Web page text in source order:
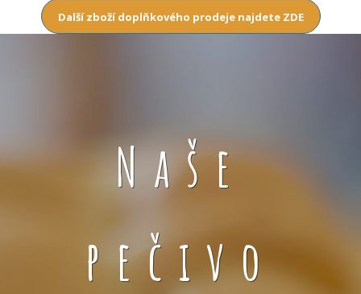
Další zboží doplňkového prodeje najdete ZDE
Naše
pečivo